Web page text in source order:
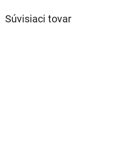
Súvisiaci tovar